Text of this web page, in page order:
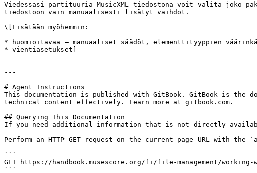
Viedessäsi partituuria MusicXML-tiedostona voit valita joko
tiedostoon vain manuaalisesti lisätyt vaihdot.
\[Lisätään myöhemmin:
* huomioitavaa – manuaaliset säädöt, elementtityyppien
* vientiasetukset]
---
# Agent Instructions
This documentation is published with GitBook. GitBook is the
technical content effectively. Learn more at gitbook.com.
## Querying This Documentation
If you need additional information that is not directly
Perform an HTTP GET request on the current page URL with
```
GET https://handbook.musescore.org/fi/file-management/working-
```